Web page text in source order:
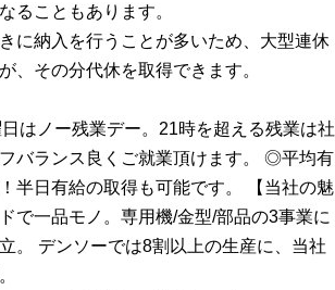
ることもあります。
に納入を行うことが多いため、大型連休
、その分代休を取得できます。
はノー残業デー。21時を超える残業は社
バランス良くご就業頂けます。 ◎平均有
半日有給の取得も可能です。 【当社の魅
で一品モノ。専用機/金型/部品の3事業に
。 デンソーでは8割以上の生産に、当社